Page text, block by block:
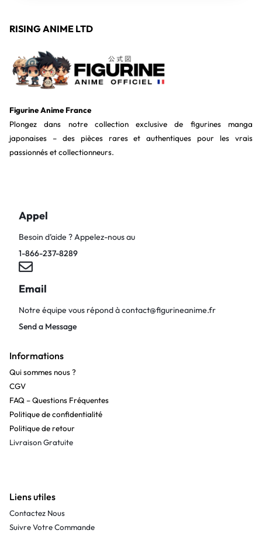
RISING ANIME LTD
Figurine Anime France
Plongez dans notre collection exclusive de figurines manga
japonaises – des pièces rares et authentiques pour les vrais
passionnés et collectionneurs.
Appel
Besoin d’aide ? Appelez-nous au
1-866-237-8289
Email
Notre équipe vous répond àcontact@figurineanime.fr
Send a Message
Informations
Qui sommes nous ?
CGV
FAQ – Questions Fréquentes
Politique de confidentialité
Politique de retour
Livraison Gratuite
Liens utiles
Contactez Nous
Suivre Votre Commande